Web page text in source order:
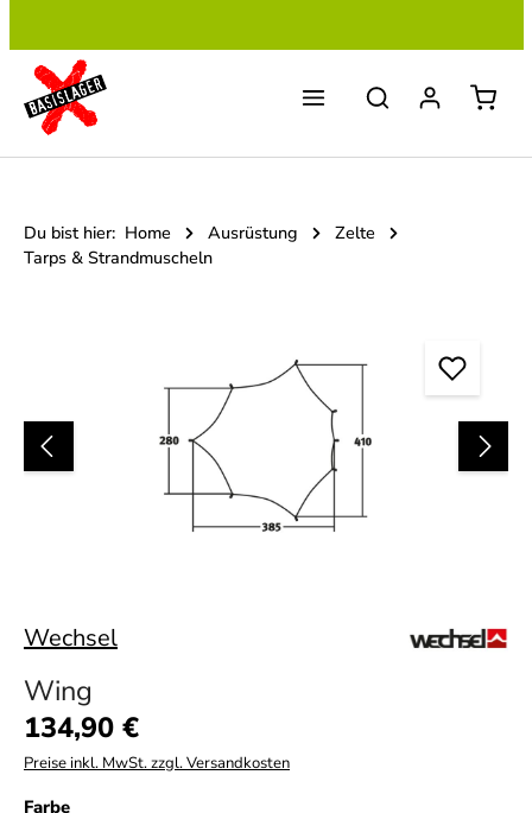
Du bist hier: Home Ausrüstung
Zelte
Tarps & Strandmuscheln
Wechsel
Wing
Regulärer Preis:
134,90 €
Preise inkl. MwSt. zzgl. Versandkosten
Farbeauswählen